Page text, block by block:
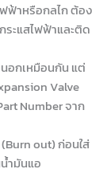
ฟ้าหรือกลไก ต้อง
ระแสไฟฟ้าและติด
อกเหมือนกัน แต่
Valve
Number จาก
out) ก่อนใส่
ำมันแอ